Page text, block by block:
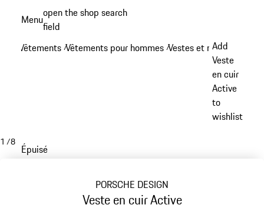
principal
Menuopen the shop search
field
Vêtements /Vêtements pour hommes /Vestes et manteaux
Add
Veste
en cuir
Active
to
wishlist
1 /8
Épuisé
PORSCHE DESIGN
Veste en cuir Active